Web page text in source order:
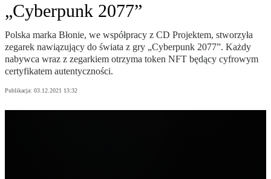
„Cyberpunk 2077”
Polska marka Błonie, we współpracy z CD Projektem, stworzyła
zegarek nawiązujący do świata z gry „Cyberpunk 2077”. Każdy
nabywca wraz z zegarkiem otrzyma token NFT będący cyfrowym
certyfikatem autentyczności.
Publikacja: 03.12.2021 13:32